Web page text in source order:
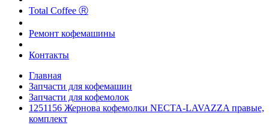
Total Coffee Ⓡ
Ремонт кофемашины
Контакты
Главная
Запчасти для кофемашин
Запчасти для кофемолок
1251156 Жернова кофемолки NECTA-LAVAZZA правые,
комплект